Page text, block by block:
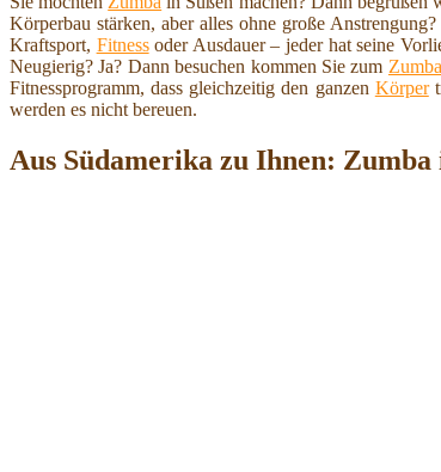
Körperbau stärken, aber alles ohne große
Kraftsport, Fitnessoder Ausdauer – jeder hat seine
Neugierig? Ja? Dann besuchen kommen Sie zum Zumba
Fitnessprogramm, dass gleichzeitig den ganzen Körper
werden es nicht bereuen.
Aus Südamerika zu Ihnen: